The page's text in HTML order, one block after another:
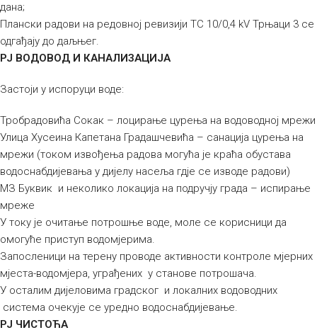
дана;
Плански радови на редовној ревизији ТС 10/0,4 kV Трњаци 3 се
одгађају до даљњег.
РЈ ВОДОВОД И КАНАЛИЗАЦИЈА
Застоји у испоруци воде:
Тробрадовића Сокак – лоцирање цурења на водоводној мрежи
Улица Хусеина Капетана Градашчевића – санација цурења на
мрежи (током извођења радова могућа је краћа обустава
водоснабдијевања у дијелу насеља гдје се изводе радови)
МЗ Буквик и неколико локација на подручју града – испирање
мреже
У току је очитање потрошње воде, моле се корисници да
омогуће приступ водомјерима.
Запосленици на терену проводе активности контроле мјерних
мјеста-водомјера, уграђених у станове потрошача.
У осталим дијеловима градског и локалних водоводних
система очекује се уредно водоснабдијевање.
РЈ ЧИСТОЋА